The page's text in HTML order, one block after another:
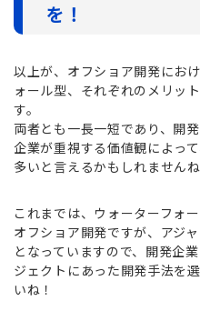
を！
以上が、オフショア開発にお
ォール型、それぞれのメリッ
す。
両者とも一長一短であり、開
企業が重視する価値観によっ
多いと言えるかもしれませんね
これまでは、ウォーターフォ
オフショア開発ですが、アジ
となっていますので、開発企
ジェクトにあった開発手法を
いね！